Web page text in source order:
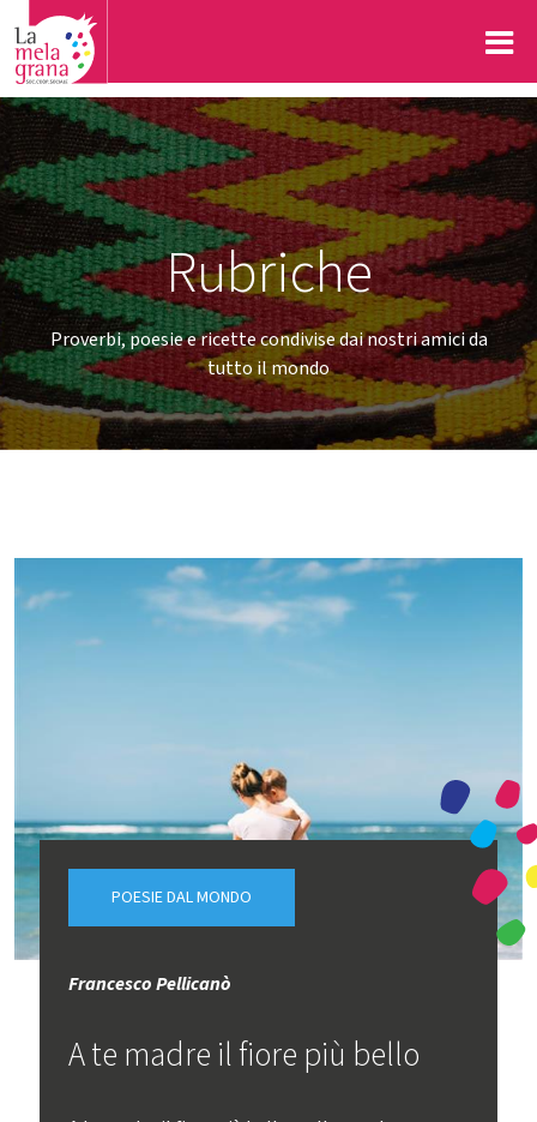
Rubriche
Proverbi, poesie e ricette condivise dai nostri amici da
tutto il mondo
POESIE DAL MONDO
Francesco Pellicanò
A te madre il fiore più bello